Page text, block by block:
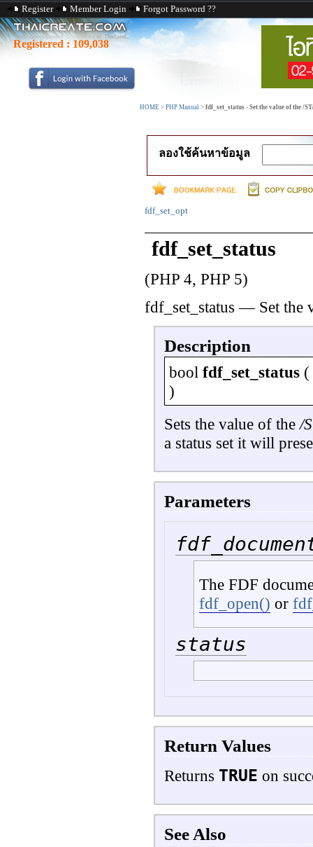
Register Member Login Forgot Password ??
Registered : 109,038
HOME > PHP Manual > fdf_set_status - Set the value of the /
ลองใช้ค้นหาข้อมูล
fdf_set_opt
fdf_set_status
(PHP 4, PHP 5)
fdf_set_status — Set the
Description
bool fdf_set_status (
)
Sets the value of the/
a status set it will
Parameters
The FDF
fdf_open() or
status
Return Values
Returns TRUE on
See Also